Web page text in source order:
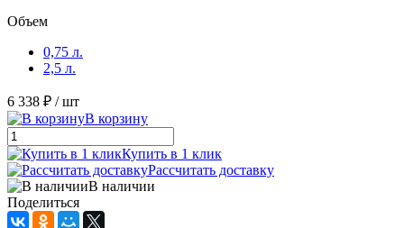
Объем
0,75 л.
2,5 л.
6 338 ₽ / шт
В корзину
Купить в 1 клик
Рассчитать доставку
В наличии
Поделиться